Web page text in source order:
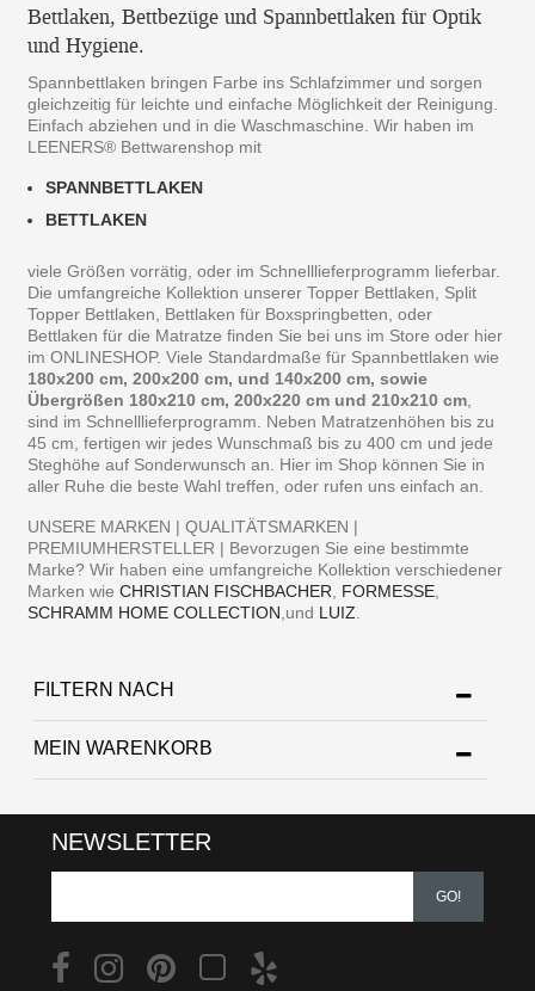
Bettlaken, Bettbezüge und Spannbettlaken für Optik
und Hygiene.
Spannbettlaken bringen Farbe ins Schlafzimmer und sorgen
gleichzeitig für leichte und einfache Möglichkeit der Reinigung.
Einfach abziehen und in die Waschmaschine. Wir haben im
LEENERS® Bettwarenshop mit
SPANNBETTLAKEN
BETTLAKEN
viele Größen vorrätig, oder im Schnelllieferprogramm lieferbar.
Die umfangreiche Kollektion unserer Topper Bettlaken, Split
Topper Bettlaken, Bettlaken für Boxspringbetten, oder
Bettlaken für die Matratze finden Sie bei uns im Store oder hier
im ONLINESHOP. Viele Standardmaße für Spannbettlaken wie
180x200 cm, 200x200 cm, und 140x200 cm, sowie
Übergrößen 180x210 cm, 200x220 cm und 210x210 cm
sind im Schnelllieferprogramm. Neben Matratzenhöhen bis zu
45 cm, fertigen wir jedes Wunschmaß bis zu 400 cm und jede
Steghöhe auf Sonderwunsch an. Hier im Shop können Sie in
aller Ruhe die beste Wahl treffen, oder rufen uns einfach an.
UNSERE MARKEN | QUALITÄTSMARKEN |
PREMIUMHERSTELLER | Bevorzugen Sie eine bestimmte
Marke? Wir haben eine umfangreiche Kollektion verschiedener
Marken wieCHRISTIAN FISCHBACHER FORMESSE
SCHRAMM HOME COLLECTION ,und LUIZ
FILTERN NACH
MEIN WARENKORB
NEWSLETTER
GO!